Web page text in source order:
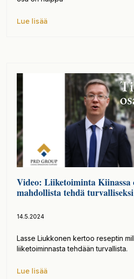
Lue lisää
Video: Liiketoiminta Kiinassa
mahdollista tehdä turvalliseksi
14.5.2024
Lasse Liukkonen kertoo reseptin
liiketoiminnasta tehdään turvallista.
Lue lisää